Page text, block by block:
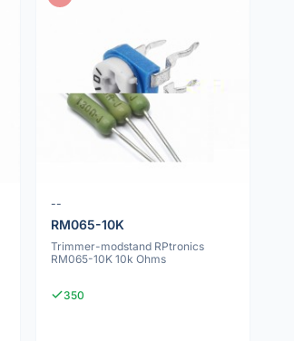
--
RM065-10K
Trimmer-modstand RPtronics
RM065-10K 10k Ohms
350